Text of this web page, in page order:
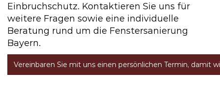
Einbruchschutz. Kontaktieren Sie uns für
weitere Fragen sowie eine individuelle
Beratung rund um die Fenstersanierung
Bayern.
Vereinbaren Sie mit uns einen persönlichen Termin, damit